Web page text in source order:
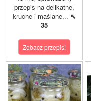
przepis na delikatne,
kruche i maślane... ⇖
35
Zobacz przepis!